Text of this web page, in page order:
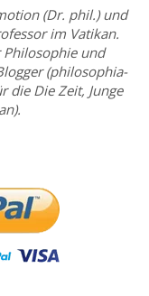
(Dr. phil.) und
im Vatikan.
und
(philosophia-
die Die Zeit, Junge